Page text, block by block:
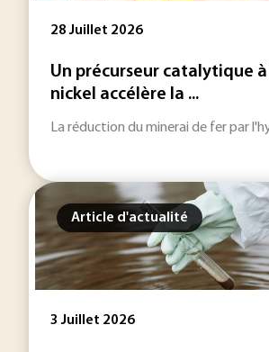
28 Juillet 2026
Un précurseur catalytique à
nickel accélère la ...
La réduction du minerai de fer par
Article d'actualité
3 Juillet 2026